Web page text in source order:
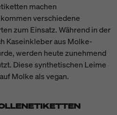
machen
verschiedene
zum Einsatz. Während in der
Kaseinkleber aus Molke-
werden heute zunehmend
Diese synthetischen Leime
Molke als vegan.